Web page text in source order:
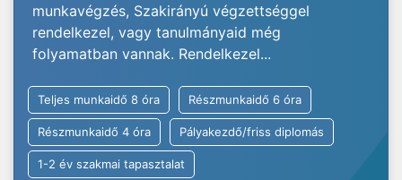
munkavégzés, Szakirányú végzettséggel
rendelkezel, vagy tanulmányaid még
folyamatban vannak. Rendelkezel...
Teljes munkaidő 8 óra Részmunkaidő 6 óra
Részmunkaidő 4 óra Pályakezdő/friss diplomás
1-2 év szakmai tapasztalat